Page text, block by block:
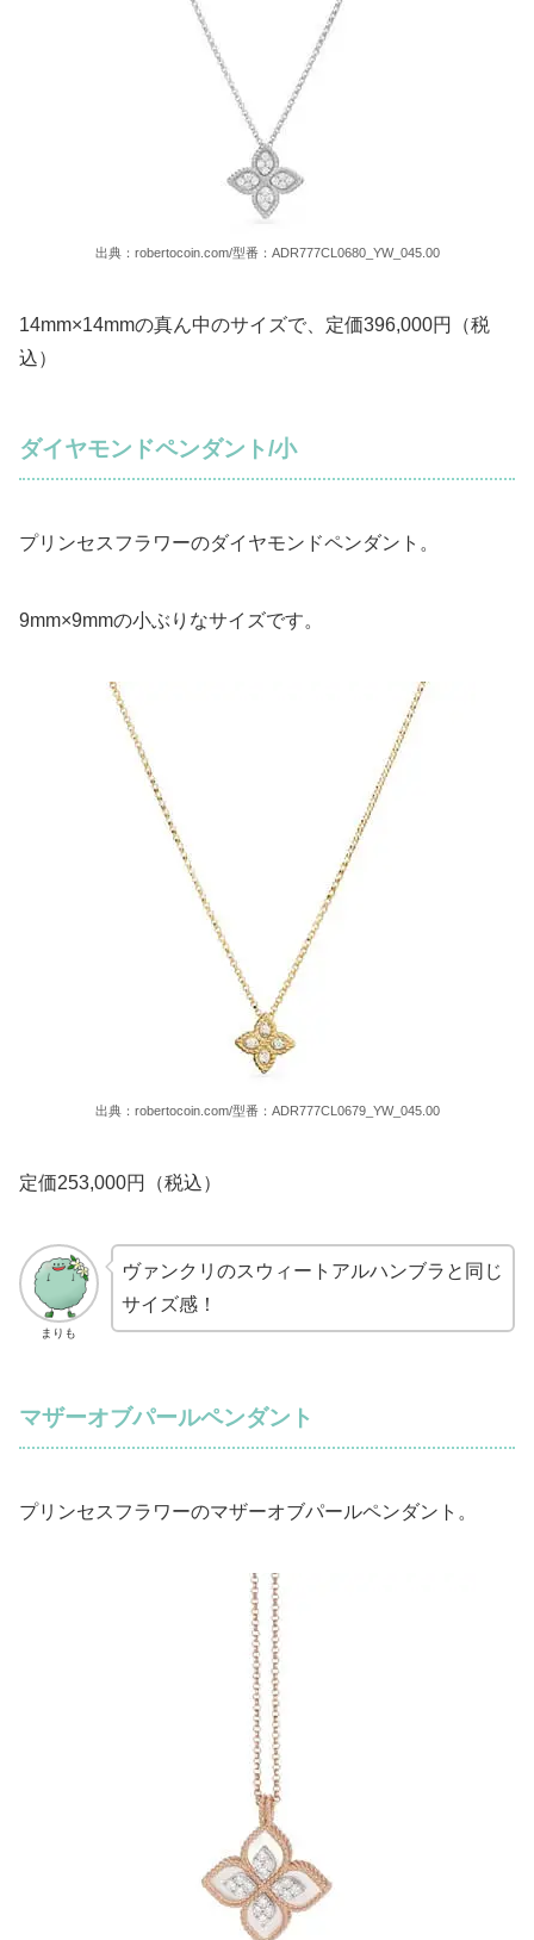
出典：robertocoin.com/型番：ADR777CL0680_YW_045.00
14mm×14mmの真ん中のサイズで、定価396,000円（税
込）
ダイヤモンドペンダント/小
プリンセスフラワーのダイヤモンドペンダント。
9mm×9mmの小ぶりなサイズです。
出典：robertocoin.com/型番：ADR777CL0679_YW_045.00
定価253,000円（税込）
まりも
ヴァンクリのスウィートアルハンブラと同じ
サイズ感！
マザーオブパールペンダント
プリンセスフラワーのマザーオブパールペンダント。